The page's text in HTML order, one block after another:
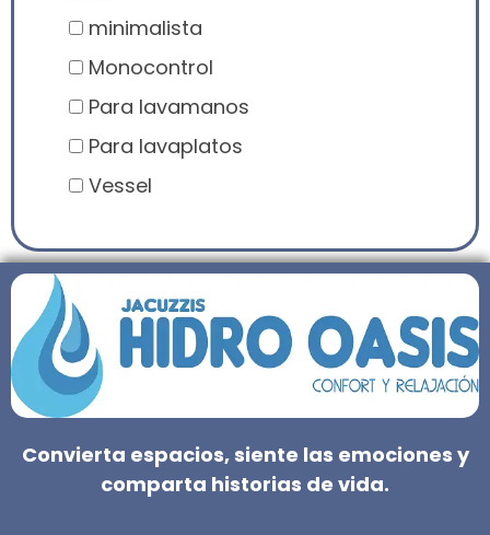
minimalista
Monocontrol
Para lavamanos
Para lavaplatos
Vessel
Convierta espacios, siente las emociones y
comparta historias de vida.